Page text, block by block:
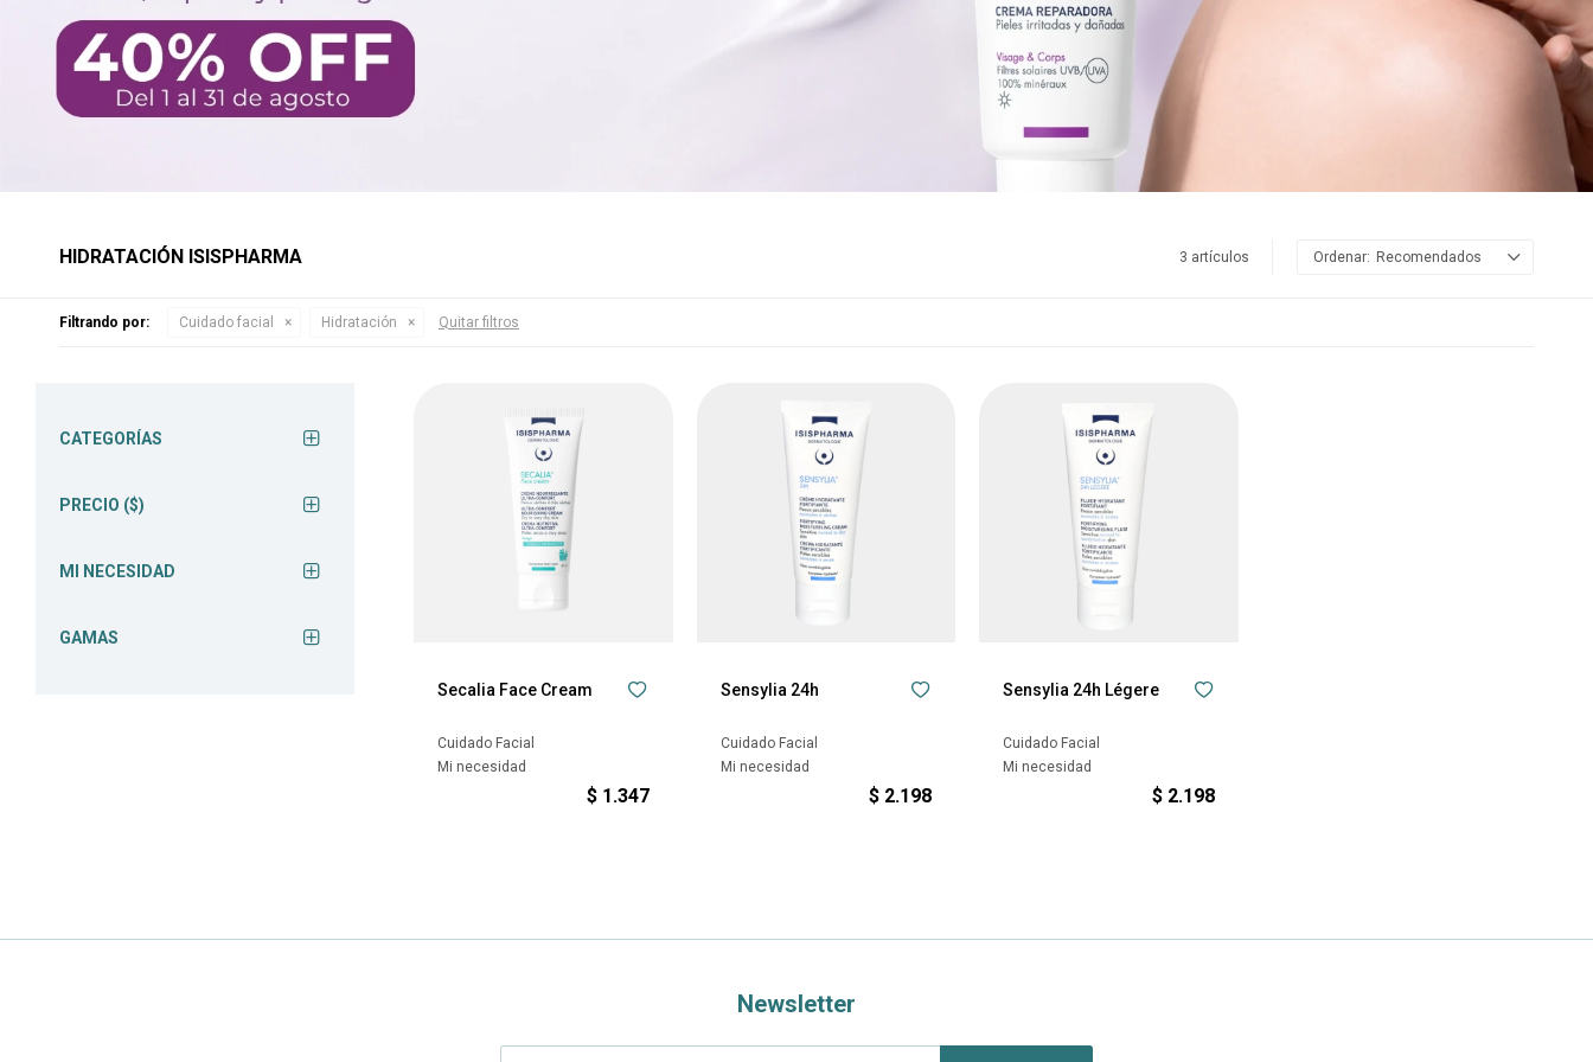
HIDRATACIÓN ISISPHARMA 3 artículos Recomendados
Filtrando por: Cuidado facial Hidratación Quitar filtros
Secalia Face Cream
Cuidado Facial
Mi necesidad
$ 1.347
Sensylia 24h
Cuidado Facial
Mi necesidad
$ 2.198
Sensylia 24h Légere
Cuidado Facial
Mi necesidad
$ 2.198
CATEGORÍAS
PRECIO ($)
MI NECESIDAD
GAMAS
Newsletter